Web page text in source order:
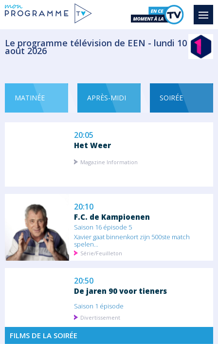
Le programme télévision de EEN - lundi 10
août 2026
MATINÉE APRÈS-MIDI SOIRÉE
VRT NWS journaal
Information
Saison 2025 épisode
Magazine
20:05
Het Weer
Magazine Information
20:10
F.C. de Kampioenen
Saison 16 épisode 5
Xavier gaat binnenkort zijn 500ste match
spelen...
Série/Feuilleton
20:50
De jaren 90 voor tieners
Saison 1 épisode
Divertissement
FILMS DE LA SOIRÉE